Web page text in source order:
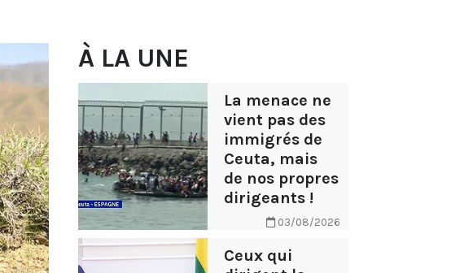
À LA UNE
La menace ne
vient pas des
immigrés de
Ceuta, mais
de nos propres
dirigeants !
03/08/2026
Ceux qui